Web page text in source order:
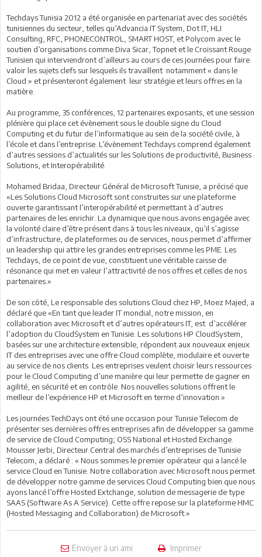
Techdays Tunisia 2012 a été organisée en partenariat avec des sociétés
tunisiennes du secteur, telles qu’Advancia IT System, Dot IT, HLI
Consulting, RFC, PHONECONTROL, SMART HOST, et Polycom avec le
soutien d’organisations comme Diva Sicar, Topnet et le Croissant Rouge
Tunisien qui interviendront d’ailleurs au cours de ces journées pour faire
valoir les sujets clefs sur lesquels ils travaillent notamment « dans le
Cloud » et présenteront également leur stratégie et leurs offres en la
matière.
Au programme, 35 conférences, 12 partenaires exposants, et une session
plénière qui place cet évènement sous le double signe du Cloud
Computing et du futur de l’informatique au sein de la société civile, à
l’école et dans l’entreprise. L’évènement Techdays comprend également
d’autres sessions d’actualités sur les Solutions de productivité, Business
Solutions, et Interopérabilité.
Mohamed Bridaa, Directeur Général de Microsoft Tunisie, a précisé que
«Les Solutions Cloud Microsoft sont construites sur une plateforme
ouverte garantissant l’interopérabilité et permettant à d’autres
partenaires de les enrichir. La dynamique que nous avons engagée avec
la volonté claire d’être présent dans à tous les niveaux, qu’il s’agisse
d’infrastructure, de plateformes ou de services, nous permet d’affirmer
un leadership qui attire les grandes entreprises comme les PME. Les
Techdays, de ce point de vue, constituent une véritable caisse de
résonance qui met en valeur l’attractivité de nos offres et celles de nos
partenaires.»
De son côté, Le responsable des solutions Cloud chez HP, Moez Majed, a
déclaré que «En tant que leader IT mondial, notre mission, en
collaboration avec Microsoft et d’autres opérateurs IT, est d’accélérer
l’adoption du CloudSystem en Tunisie. Les solutions HP CloudSystem,
basées sur une architecture extensible, répondent aux nouveaux enjeux
IT des entreprises avec une offre Cloud complète, modulaire et ouverte
au service de nos clients. Les entreprises veulent choisir leurs ressources
pour le Cloud Computing d’une manière qui leur permette de gagner en
agilité, en sécurité et en contrôle. Nos nouvelles solutions offrent le
meilleur de l’expérience HP et Microsoft en terme d’innovation.»
Les journées TechDays ont été une occasion pour Tunisie Telecom de
présenter ses dernières offres entreprises afin de développer sa gamme
de service de Cloud Computing; OSS National et Hosted Exchange.
Mousser Jerbi, Directeur Central des marchés d’entreprises de Tunisie
Telecom, a déclaré : « Nous sommes le premier opérateur qui a lancé le
service Cloud en Tunisie. Notre collaboration avec Microsoft nous permet
de développer notre gamme de services Cloud Computing bien que nous
ayons lancé l’offre Hosted Extchange, solution de messagerie de type
SAAS (Software As A Service). Cette offre repose sur la plateforme HMC
(Hosted Messaging and Collaboration) de Microsoft.»
Envoyer à un ami Imprimer